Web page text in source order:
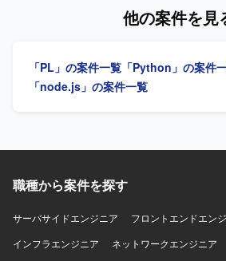
ただきます。アーキテクチャ設計、技
ロセスやチーム内の役割分担、情報共
ムメンバーへの技術的な支援やナレッ
がらチームをリードできる方を求めて
課題に向き合える方、技術的な理想だ
事業上の優先順位を踏まえて判断でき
だきたいと考えております。不具合や
その場限りで終わらせずプロダクトの
方、曖昧な状況でも自ら課題を整理し
で発生した障害について、検知から原
る方を求めています。ログや既存のソ
りに、未知のシステムでも自律的に問
絡できる方を歓迎いたします。復旧に
考えています。 【ポジションの魅力】 本番環境での障害対
応やログを起点とした調査を通じて、
解を深めながらスキルアップできるポ
やコンテナ環境などのクラウドインフ
ら、保守・エンハンス開発の経験を積
他の案件を見
「PL」の案件一覧 「Python」の案件
「node.js」の案件一覧
職種から案件を探す
サーバサイドエンジニア
フロントエンドエン
インフラエンジニア
ネットワークエンジニア